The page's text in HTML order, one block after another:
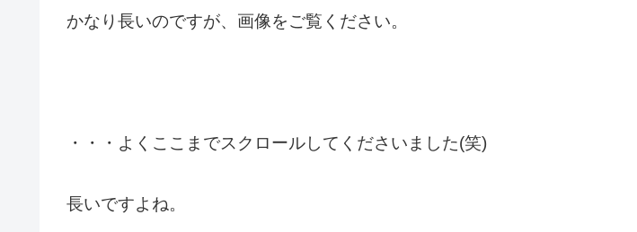
かなり長いのですが、画像をご覧ください。
・・・よくここまでスクロールしてくださいました(笑)
長いですよね。